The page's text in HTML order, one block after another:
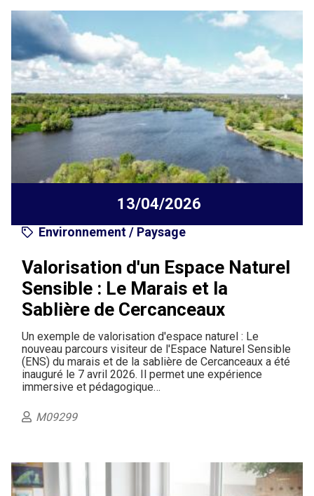
13/04/2026
Environnement / Paysage
Valorisation d'un Espace Naturel
Sensible : Le Marais et la
Sablière de Cercanceaux
Un exemple de valorisation d'espace naturel : Le
nouveau parcours visiteur de l'Espace Naturel Sensible
(ENS) du marais et de la sablière de Cercanceaux a été
inauguré le 7 avril 2026. Il permet une expérience
immersive et pédagogique…
M09299